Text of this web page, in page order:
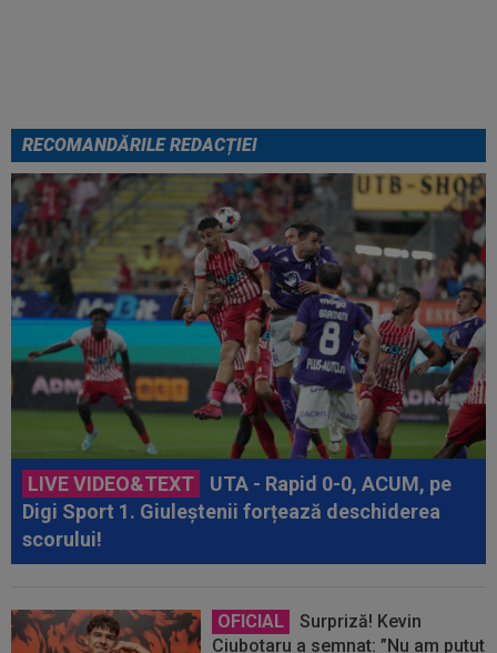
RECOMANDĂRILE REDACȚIEI
LIVE VIDEO&TEXT
UTA - Rapid 0-0, ACUM, pe
Digi Sport 1. Giuleștenii forțează deschiderea
scorului!
OFICIAL
Surpriză! Kevin
Ciubotaru a semnat: ”Nu am putut